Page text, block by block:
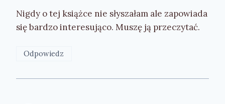
Nigdy o tej książce nie słyszałam ale zapowiada
się bardzo interesująco. Muszę ją przeczytać.
Odpowiedz